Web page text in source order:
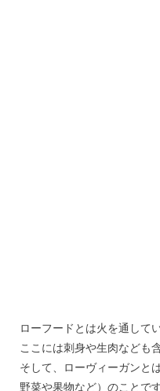
ローフードとは火を通して
ここには刺身や生肉なども
そして、ローヴィーガンと
野菜や果物など）のことです